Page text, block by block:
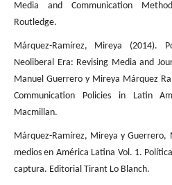
Media and Communication
Routledge.
Márquez-Ramírez, Mireya (2014).
Neoliberal Era: Revising Media and
Manuel Guerrero y Mireya Márquez
Communication Policies in Latin
Macmillan.
Márquez-Ramírez, Mireya y Guerrero,
medios en América Latina Vol. 1.
captura. Editorial Tirant Lo Blanch.